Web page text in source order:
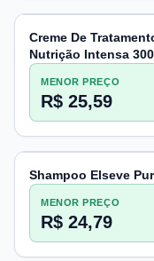
Creme De
Nutrição Intensa
MENOR PREÇO
R$ 25,59
Shampoo Elseve
MENOR PREÇO
R$ 24,79